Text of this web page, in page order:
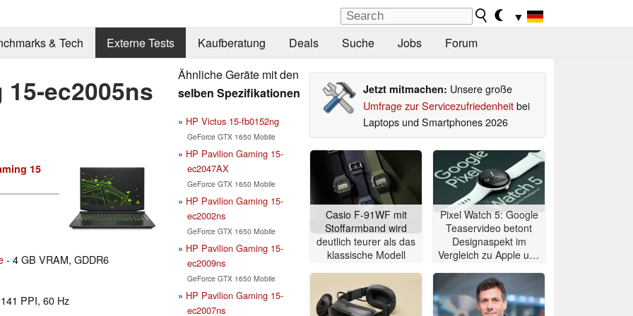
▼
& Tech
Externe Tests Kaufberatung Deals Suche Jobs Forum
ec2005ns
15
- 4 GB VRAM, GDDR6
PPI, 60 Hz
Ähnliche Geräte mit den
selben Spezifikationen
HP Victus 15-fb0152ng
GeForce GTX 1650 Mobile
HP Pavilion Gaming 15-
ec2047AX
GeForce GTX 1650 Mobile
HP Pavilion Gaming 15-
ec2002ns
GeForce GTX 1650 Mobile
HP Pavilion Gaming 15-
ec2009ns
GeForce GTX 1650 Mobile
HP Pavilion Gaming 15-
ec2007ns
Jetzt mitmachen: Unsere große
Umfrage zur Servicezufriedenheitbei
Laptops und Smartphones 2026
Casio F-91WF mit
Stoffarmband wird
deutlich teurer als das
klassische Modell
Pixel Watch 5: Google
Teaservideo betont
Designaspekt im
Vergleich zu Apple und